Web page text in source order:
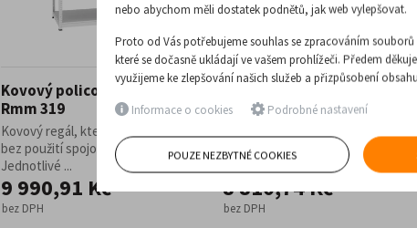
Kovový policový regál
Rmm 319
Kovový regál, který lze instalovat
bez použití spojovacího materiálu.
Jednotlivé ...
9 990,91 Kč
bez DPH
Kovový policový regál
Rmm 317
bez použití spojovacího materiálu.
Jednotlivé ...
8 810,74 Kč
bez DPH
nebo abychom měli dostatek podnětů, jak web vylepšovat.
Proto od Vás potřebujeme souhlas se zpracováním
které se dočasně ukládají ve vašem prohlížeči. Předem
využijeme ke zlepšování našich služeb a přizpůsobení
Informace o cookies Podrobné nastavení
POUZE NEZBYTNÉ COOKIES